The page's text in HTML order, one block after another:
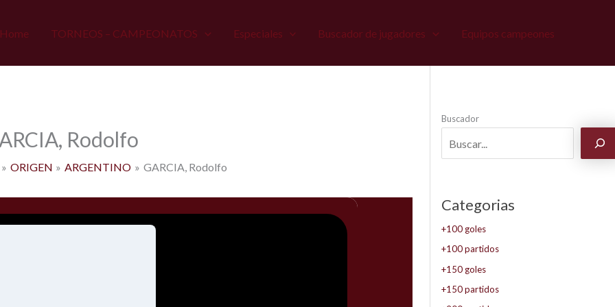
Home TORNEOS – CAMPEONATOS Especiales Buscador de jugadores Equipos campeones
Rodolfo
ORIGEN ARGENTINO GARCIA, Rodolfo
Buscador
Categorias
+100 goles
+100 partidos
+150 goles
+150 partidos